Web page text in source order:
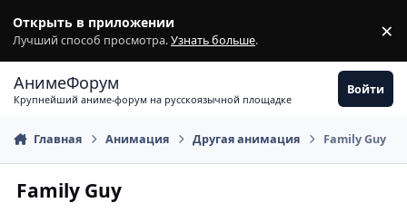
Открыть в приложении
Лучший способ просмотра.Узнать больше. ×
АнимеФорум
Крупнейший аниме-форум на русскоязычной площадке
Войти
Главная Анимация Другая анимация Family Guy
Family Guy